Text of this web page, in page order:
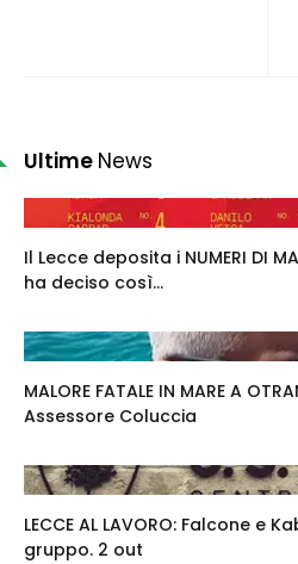
Ultime News
Il Lecce deposita i NUMERI DI
ha deciso così...
MALORE FATALE IN MARE A
Assessore Coluccia
LECCE AL LAVORO: Falcone e
gruppo. 2 out